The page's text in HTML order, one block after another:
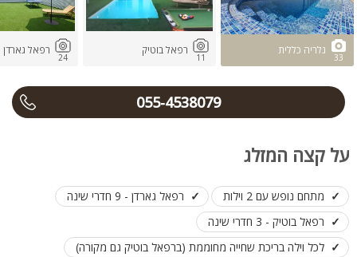
33
גלריה כללית
11
רפאל בוטיק
24
רפאל גארדן
055-4538079
על קצה המזלג
מתחם נופש עם 2 וילות
רפאל גארדן - 9 חדרי שינה
רפאל בוטיק - 3 חדרי שינה
לכל וילה בריכת שחייה מחוממת (ברפאל בוטיק גם מקורה)